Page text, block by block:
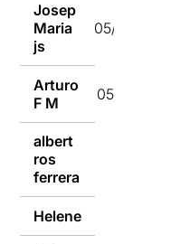
Josep
Maria
js
05/04/2022
Arturo
F M
05/04/2022
albert
ros
ferrera
Helene